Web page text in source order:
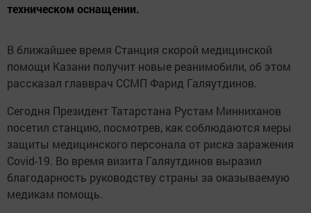
техническом оснащении.
В ближайшее время Станция скорой медицинской
помощи Казани получит новые реанимобили, об этом
рассказал главврач ССМП Фарид Галяутдинов.
Сегодня Президент Татарстана Рустам Минниханов
посетил станцию, посмотрев, как соблюдаются меры
защиты медицинского персонала от риска заражения
Covid-19. Во время визита Галяутдинов выразил
благодарность руководству страны за оказываемую
медикам помощь.